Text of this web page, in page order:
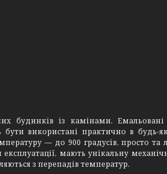
будинків із камінами.
використані практично в будь-
— до 900 градусів, просто та
мають унікальну
з перепадів температур.